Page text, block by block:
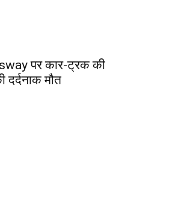
पर कार-ट्रक की
मौत